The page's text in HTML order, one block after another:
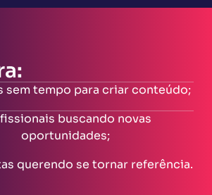
sem tempo para criar conteúdo;
buscando novas
oportunidades;
querendo se tornar referência.